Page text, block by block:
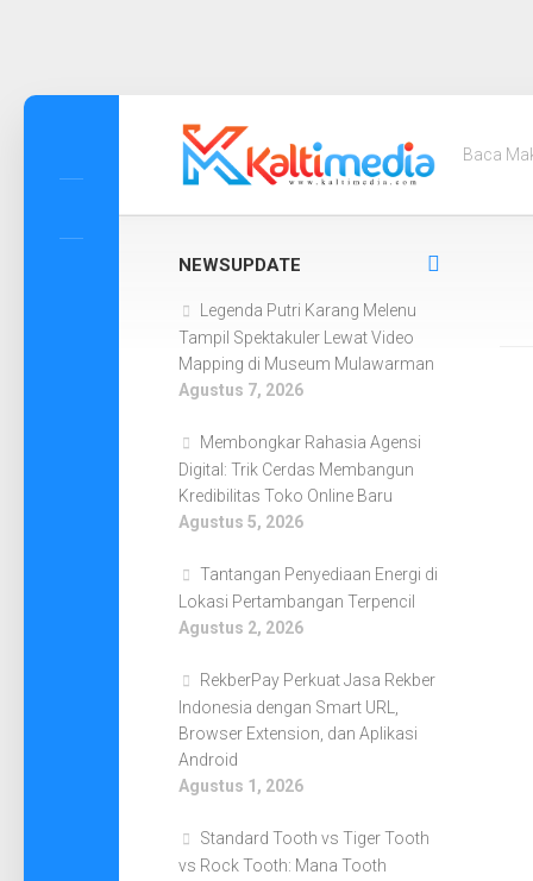
Skip
Baca
NEWSUPDATE
Legenda Putri Karang Melenu
Tampil Spektakuler Lewat Video
Mapping di Museum Mulawarman
Agustus 7, 2026
Membongkar Rahasia Agensi
Digital: Trik Cerdas Membangun
Kredibilitas Toko Online Baru
Agustus 5, 2026
Tantangan Penyediaan Energi di
Lokasi Pertambangan Terpencil
Agustus 2, 2026
RekberPay Perkuat Jasa Rekber
Indonesia dengan Smart URL,
Browser Extension, dan Aplikasi
Android
Agustus 1, 2026
Standard Tooth vs Tiger Tooth
vs Rock Tooth: Mana Tooth